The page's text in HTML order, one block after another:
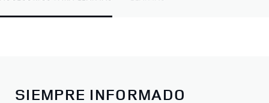
SIEMPRE INFORMADO